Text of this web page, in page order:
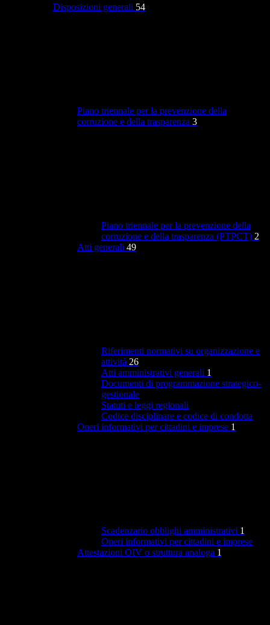
Disposizioni generali 54
Piano triennale per la prevenzione della
corruzione e della trasparenza 3
Piano triennale per la prevenzione della
corruzione e della trasparenza (PTPCT) 2
Atti generali 49
Riferimenti normativi su organizzazione e
attività 26
Atti amministrativi generali 1
Documenti di programmazione strategico-
gestionale
Statuti e leggi regionali
Codice disciplinare e codice di condotta
Oneri informativi per cittadini e imprese 1
Scadenzario obblighi amministrativi 1
Oneri informativi per cittadini e imprese
Attestazioni OIV o struttura analoga 1